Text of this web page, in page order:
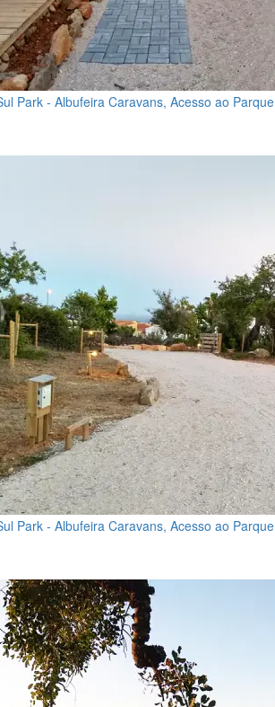
Park - Albufeira Caravans, Acesso ao Parque
Park - Albufeira Caravans, Acesso ao Parque